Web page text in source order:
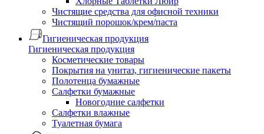
Чистящие средства для офисной техники
Чистящий порошок/крем/паста
Гигиеническая продукция
Гигиеническая продукция
Косметические товары
Покрытия на унитаз, гигиенические пакеты
Полотенца бумажные
Салфетки бумажные
Новогодние салфетки
Салфетки влажные
Туалетная бумага